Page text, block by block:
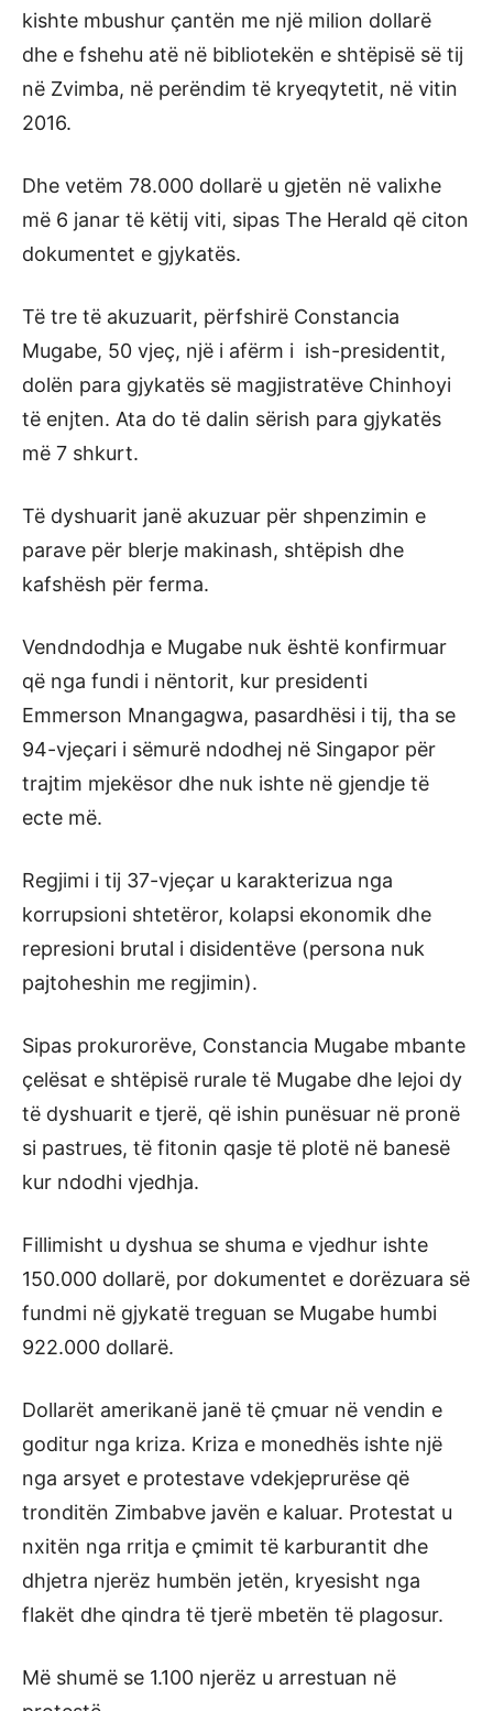
kishte mbushur çantën me një milion dollarë
dhe e fshehu atë në bibliotekën e shtëpisë së tij
në Zvimba, në perëndim të kryeqytetit, në vitin
2016.
Dhe vetëm 78.000 dollarë u gjetën në valixhe
më 6 janar të këtij viti, sipas The Herald që citon
dokumentet e gjykatës.
Të tre të akuzuarit, përfshirë Constancia
Mugabe, 50 vjeç, një i afërm i ish-presidentit,
dolën para gjykatës së magjistratëve Chinhoyi
të enjten. Ata do të dalin sërish para gjykatës
më 7 shkurt.
Të dyshuarit janë akuzuar për shpenzimin e
parave për blerje makinash, shtëpish dhe
kafshësh për ferma.
Vendndodhja e Mugabe nuk është konfirmuar
që nga fundi i nëntorit, kur presidenti
Emmerson Mnangagwa, pasardhësi i tij, tha se
94-vjeçari i sëmurë ndodhej në Singapor për
trajtim mjekësor dhe nuk ishte në gjendje të
ecte më.
Regjimi i tij 37-vjeçar u karakterizua nga
korrupsioni shtetëror, kolapsi ekonomik dhe
represioni brutal i disidentëve (persona nuk
pajtoheshin me regjimin).
Sipas prokurorëve, Constancia Mugabe mbante
çelësat e shtëpisë rurale të Mugabe dhe lejoi dy
të dyshuarit e tjerë, që ishin punësuar në pronë
si pastrues, të fitonin qasje të plotë në banesë
kur ndodhi vjedhja.
Fillimisht u dyshua se shuma e vjedhur ishte
150.000 dollarë, por dokumentet e dorëzuara së
fundmi në gjykatë treguan se Mugabe humbi
922.000 dollarë.
Dollarët amerikanë janë të çmuar në vendin e
goditur nga kriza. Kriza e monedhës ishte një
nga arsyet e protestave vdekjeprurëse që
tronditën Zimbabve javën e kaluar. Protestat u
nxitën nga rritja e çmimit të karburantit dhe
dhjetra njerëz humbën jetën, kryesisht nga
flakët dhe qindra të tjerë mbetën të plagosur.
Më shumë se 1.100 njerëz u arrestuan në